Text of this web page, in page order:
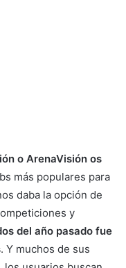
o ArenaVisión os
más populares para
daba la opción de
y
del año pasado fue
. Y muchos de sus